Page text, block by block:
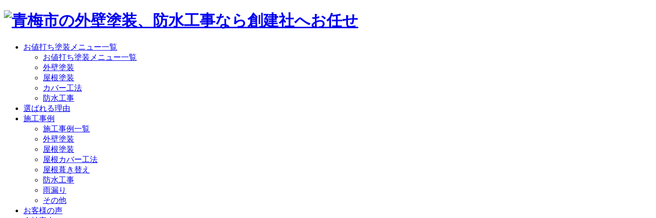
お値打ち塗装メニュー一覧
お値打ち塗装メニュー一覧
外壁塗装
屋根塗装
カバー工法
防水工事
選ばれる理由
施工事例
施工事例一覧
外壁塗装
屋根塗装
屋根カバー工法
屋根葺き替え
防水工事
雨漏り
その他
お客様の声